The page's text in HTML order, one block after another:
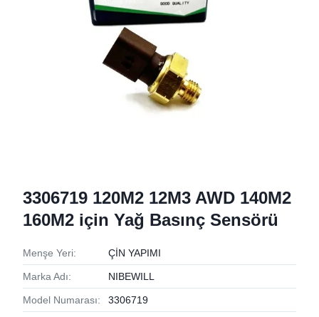
3306719 120M2 12M3 AWD 140M2
160M2 için Yağ Basınç Sensörü
Menşe Yeri: ÇİN YAPIMI
Marka Adı: NIBEWILL
Model Numarası: 3306719